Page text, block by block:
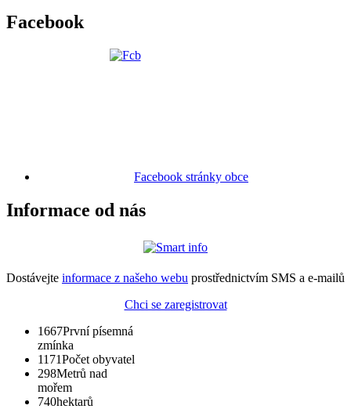
Facebook
Facebook stránky obce
Informace od nás
Dostávejte informace z našeho webu prostřednictvím SMS a e-mailů
Chci se zaregistrovat
1667První písemná
zmínka
1171Počet obyvatel
298Metrů nad
mořem
740hektarů